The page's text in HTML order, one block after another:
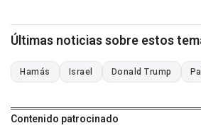
Últimas noticias sobre estos
Hamás Israel Donald Trump
Contenido patrocinado